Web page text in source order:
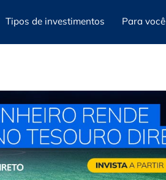
Tipos de investimentos Para você